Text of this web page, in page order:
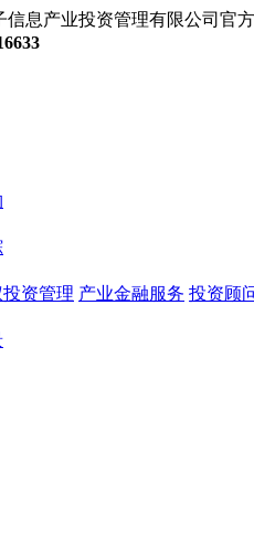
息产业投资管理有限公司官方
资管理 产业金融服务 投资顾